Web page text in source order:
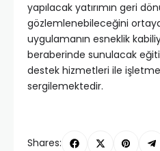
yapılacak yatırımın geri
gözlemlenebileceğini
uygulamanın esneklik
beraberinde sunulacak
destek hizmetleri ile
sergilemektedir.
Shares: